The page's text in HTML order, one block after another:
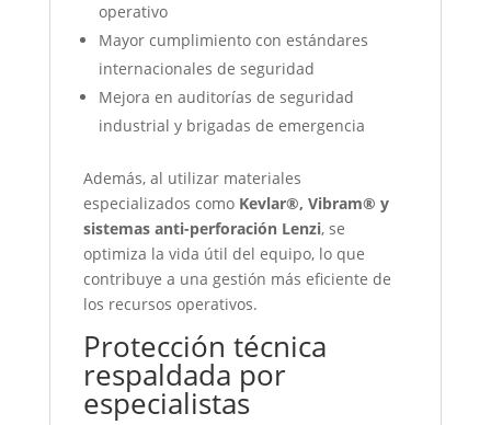
operativo
Mayor cumplimiento con estándares
internacionales de seguridad
Mejora en auditorías de seguridad
industrial y brigadas de emergencia
Además, al utilizar materiales
especializados como Kevlar®, Vibram® y
sistemas anti-perforación Lenzi, se
optimiza la vida útil del equipo, lo que
contribuye a una gestión más eficiente de
los recursos operativos.
Protección técnica
respaldada por
especialistas